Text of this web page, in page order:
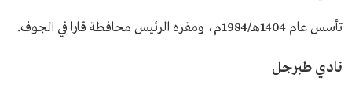
تأسس عام 1404هـ/1984م، ومقره الرئيس محافظة قارا في الجوف.
نادي طبرجل